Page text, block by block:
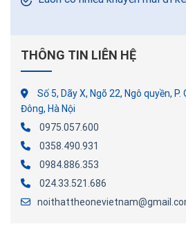
THÔNG TIN LIÊN HỆ
Số 5, Dãy X, Ngõ 22, Ngô quyền,
Đông, Hà Nội
0975.057.600
0358.490.931
0984.886.353
024.33.521.686